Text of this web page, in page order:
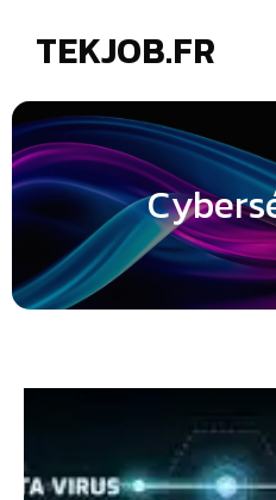
TEKJOB.FR